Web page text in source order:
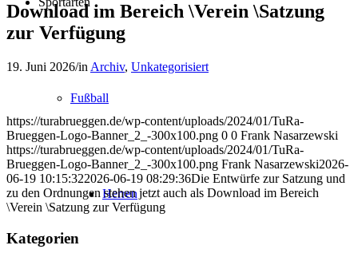
Fußball
Herren
Download im Bereich \Verein \Satzung
zur Verfügung
19. Juni 2026/in Archiv, Unkategorisiert
https://turabrueggen.de/wp-content/uploads/2024/01/TuRa-
Brueggen-Logo-Banner_2_-300x100.png 0 0 Frank Nasarzewski
https://turabrueggen.de/wp-content/uploads/2024/01/TuRa-
Brueggen-Logo-Banner_2_-300x100.png Frank Nasarzewski2026-
06-19 10:15:322026-06-19 08:29:36Die Entwürfe zur Satzung und
zu den Ordnungen stehen jetzt auch als Download im Bereich
\Verein \Satzung zur Verfügung
Kategorien